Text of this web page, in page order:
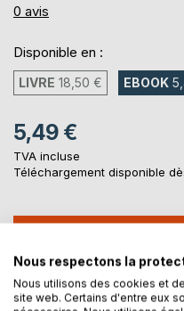
0%
0 avis
Disponible en :
LIVRE 18,50 € EBOOK
5,49 €
TVA incluse
Téléchargement disponible
Ajouter à ma liste d'envies
Laisser un avis
Nous respectons la
Nous utilisons des cookies et
site web. Certains d'entre eux